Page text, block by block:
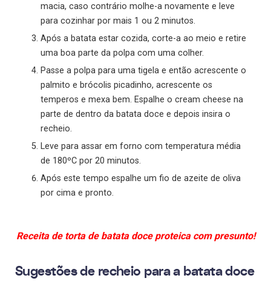
macia, caso contrário molhe-a novamente e leve
para cozinhar por mais 1 ou 2 minutos.
Após a batata estar cozida, corte-a ao meio e retire
uma boa parte da polpa com uma colher.
Passe a polpa para uma tigela e então acrescente o
palmito e brócolis picadinho, acrescente os
temperos e mexa bem. Espalhe o cream cheese na
parte de dentro da batata doce e depois insira o
recheio.
Leve para assar em forno com temperatura média
de 180ºC por 20 minutos.
Após este tempo espalhe um fio de azeite de oliva
por cima e pronto.
Receita de torta de batata doce proteica com presunto!
Sugestões de recheio para a batata doce